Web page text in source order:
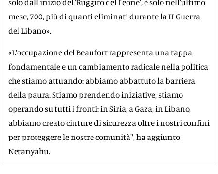
solo dall'inizio del 'Ruggito del Leone', e solo nell'ultimo
mese, 700, più di quanti eliminati durante la II Guerra
del Libano».
«L'occupazione del Beaufort rappresenta una tappa
fondamentale e un cambiamento radicale nella politica
che stiamo attuando: abbiamo abbattuto la barriera
della paura. Stiamo prendendo iniziative, stiamo
operando su tutti i fronti: in Siria, a Gaza, in Libano,
abbiamo creato cinture di sicurezza oltre i nostri confini
per proteggere le nostre comunità'', ha aggiunto
Netanyahu.